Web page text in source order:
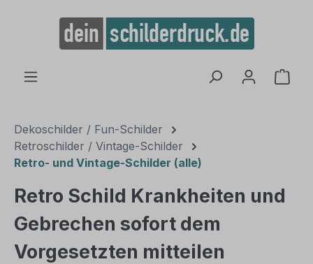
springen
Dekoschilder / Fun-Schilder
Retroschilder / Vintage-Schilder
Retro- und Vintage-Schilder (alle)
Retro Schild Krankheiten und
Gebrechen sofort dem
Vorgesetzten mitteilen